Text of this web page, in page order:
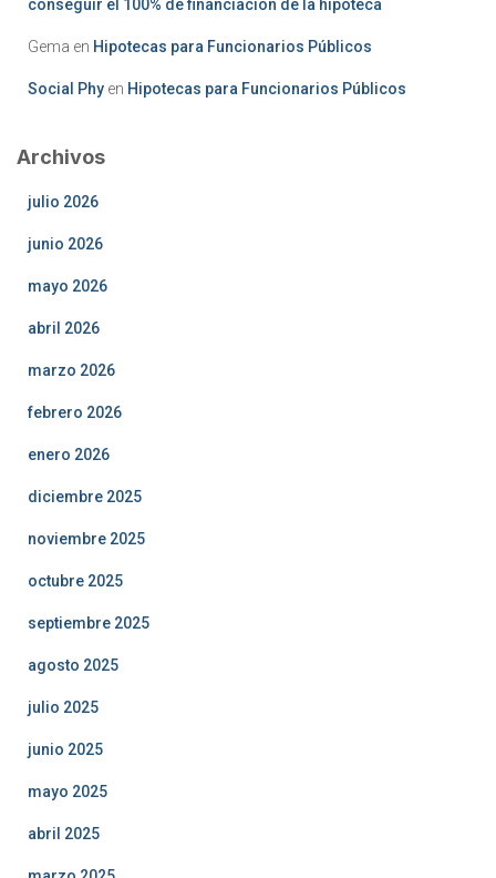
conseguir el 100% de financiación de la hipoteca
Gema en Hipotecas para Funcionarios Públicos
Social Phy en Hipotecas para Funcionarios Públicos
Archivos
julio 2026
junio 2026
mayo 2026
abril 2026
marzo 2026
febrero 2026
enero 2026
diciembre 2025
noviembre 2025
octubre 2025
septiembre 2025
agosto 2025
julio 2025
junio 2025
mayo 2025
abril 2025